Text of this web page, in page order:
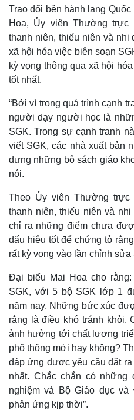
Quan sát
Cuộc sống đó đây
Hồ sơ
Trao đổi bên hành lang
Hoa, Ủy viên Thường trực
thanh niên, thiếu niên và nhi
xã hội hóa việc biên soạn
kỳ vọng thông qua xã hội
tốt nhất.
“Bởi vì trong quá trình cạnh
người dạy người học là
SGK. Trong sự cạnh tranh
viết SGK, các nhà xuất bản
dựng những bộ sách giáo
nói.
Theo Ủy viên Thường
thanh niên, thiếu niên và
chỉ ra những điểm chưa
dấu hiệu tốt để chứng tỏ
rất kỳ vọng vào lần chỉnh sửa
Đại biểu Mai Hoa cho
SGK, với 5 bộ SGK lớp 1
năm nay. Những bức xúc
rằng là điều khó tránh khỏi.
ảnh hưởng tới chất lượng
phổ thông mới hay không?
đáp ứng được yêu cầu đặt
nhất. Chắc chắn có những
nghiệm và Bộ Giáo dục
phản ứng kịp thời”.